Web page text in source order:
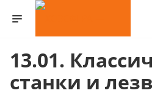
13.01.
станки и